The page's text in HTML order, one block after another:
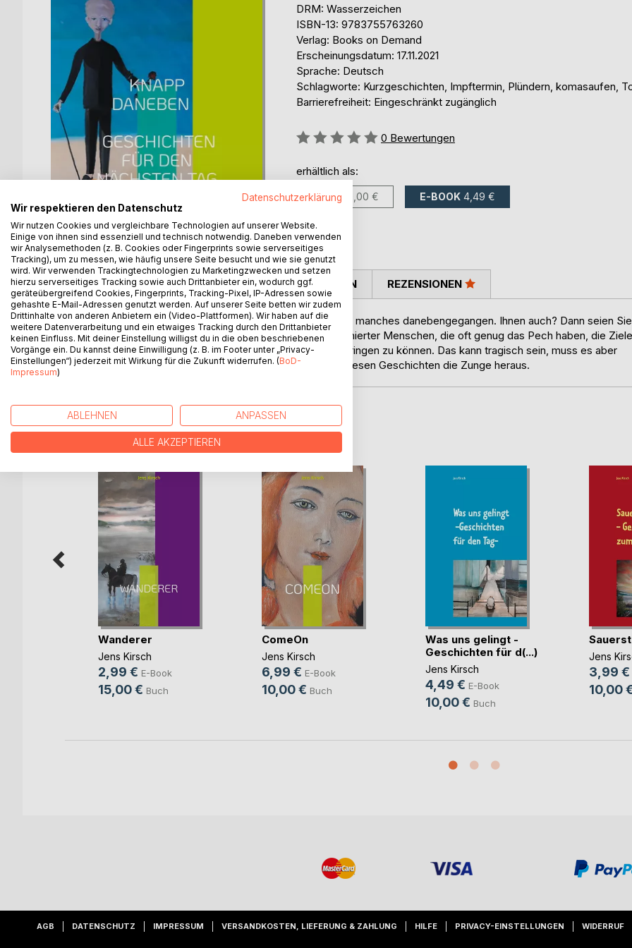
DRM: Wasserzeichen
ISBN-13: 9783755763260
Verlag: Books on Demand
Erscheinungsdatum: 17.11.2021
Sprache: Deutsch
Schlagworte: Kurzgeschichten, Impftermin, Plündern, komasaufen,
Barrierefreiheit: Eingeschränkt zugänglich
Bewertung::
0 Bewertungen
erhältlich als:
BUCH 10,00 € E-BOOK 4,49 €
BESCHREIBUNG
Knapp daneben ist auch vorbei. Mir selbst ist im Leben so manches danebengegangen. Ihnen auch? Dann seien Sie
eingeladen zu einem Ausflug in die bewegte Welt ambitionierter Menschen, die oft genug das Pech haben, die Ziele
ihrer Bemühungen nicht mit den Ergebnissen in Einklang bringen zu können. Das kann tragisch sein, muss es aber
nicht. Die große Komödie des Lebens, sie steckt uns in diesen Geschichten die Zunge heraus.
AUTOR/IN PRESSESTIMMEN REZENSIONEN
WEITERE TITEL BEIBoD
Wanderer
Jens Kirsch
2,99 € E-Book
15,00 € Buch
ComeOn
Jens Kirsch
6,99 € E-Book
10,00 € Buch
Was uns gelingt -
Geschichten für d(...)
Jens Kirsch
4,49 € E-Book
10,00 € Buch
Jens
3,99 €
10,00
AGB DATENSCHUTZ IMPRESSUM VERSANDKOSTEN, LIEFERUNG & ZAHLUNG HILFE PRIVACY-EINSTELLUNGEN WIDERRUF
Datenschutzerklärung
Wir respektieren den Datenschutz
Wir nutzen Cookies und vergleichbare Technologien auf unserer Website.
Einige von ihnen sind essenziell und technisch notwendig. Daneben verwenden
wir Analysemethoden (z. B. Cookies oder Fingerprints sowie serverseitiges
Tracking), um zu messen, wie häufig unsere Seite besucht und wie sie genutzt
wird. Wir verwenden Trackingtechnologien zu Marketingzwecken und setzen
hierzu serverseitiges Tracking sowie auch Drittanbieter ein, wodurch ggf.
geräteübergreifend Cookies, Fingerprints, Tracking-Pixel, IP-Adressen sowie
gehashte E-Mail-Adressen genutzt werden. Auf unserer Seite betten wir zudem
Drittinhalte von anderen Anbietern ein (Video-Plattformen). Wir haben auf die
weitere Datenverarbeitung und ein etwaiges Tracking durch den Drittanbieter
keinen Einfluss. Mit deiner Einstellung willigst du in die oben beschriebenen
Vorgänge ein. Du kannst deine Einwilligung (z. B. im Footer unter „Privacy-
Einstellungen“) jederzeit mit Wirkung für die Zukunft widerrufen. (BoD-
Impressum)
ABLEHNEN ANPASSEN
ALLE AKZEPTIEREN